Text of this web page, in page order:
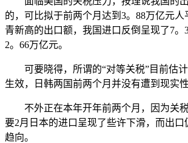
的，可比拟于前两个月达到3。88万亿元
青新高的出口额，我国进口反倒呈现了7。
2。66万亿元。
可要晓得，所谓的“对等关税”目前估计
生效，日韩两国前两个月并没有遭到现实性
不外正在本年开年前两个月，因为关税
要2月日本的进口呈现了些许下滑，而出口
趋向。